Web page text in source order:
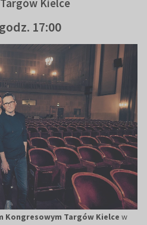
Kielce
17:00
Kongresowym Targów Kielce w